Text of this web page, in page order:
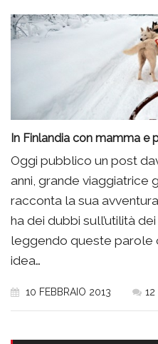
In Finlandia con mamma e
Oggi pubblico un post
anni, grande viaggiatrice
racconta la sua
ha dei dubbi sull’utilità
leggendo queste parole
idea…
10 FEBBRAIO 2013 12